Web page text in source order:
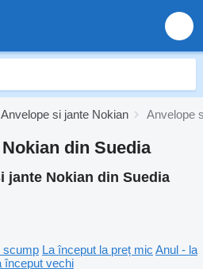
Anvelope si jante Nokian Anvelope
din Suedia
jante Nokian din Suedia
scump La început la preț mic Anul - la
început vechi